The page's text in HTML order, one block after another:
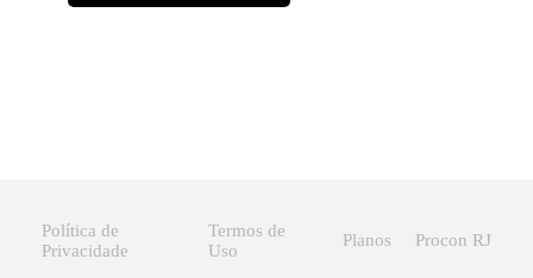
Política de
Privacidade
Termos de
Uso
Planos Procon RJ